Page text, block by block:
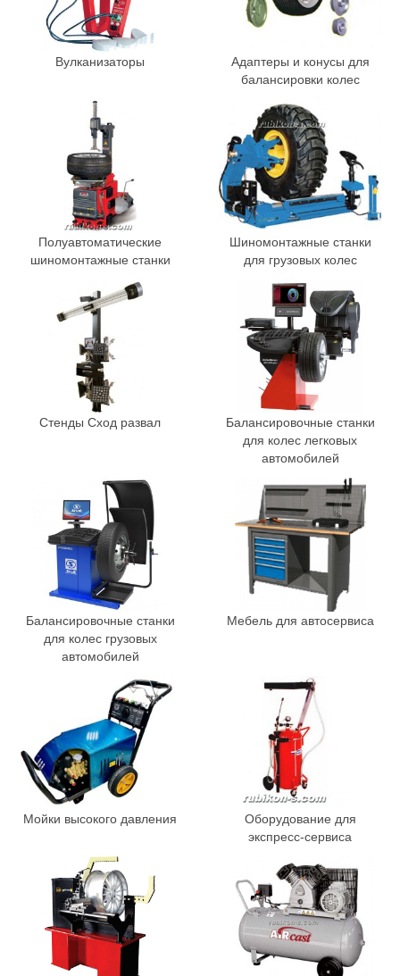
Вулканизаторы
Адаптеры и конусы для
балансировки колес
Полуавтоматические
шиномонтажные станки
Шиномонтажные станки
для грузовых колес
Стенды Сход развал
Балансировочные станки
для колес легковых
автомобилей
Балансировочные станки
для колес грузовых
автомобилей
Мебель для автосервиса
Мойки высокого давления
Оборудование для
экспресс-сервиса